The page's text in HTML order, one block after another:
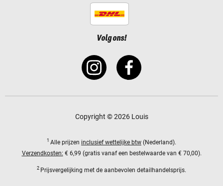
Volg ons!
Copyright © 2026 Louis
1 Alle prijzen inclusief wettelijke btw (Nederland).
Verzendkosten: € 6,99 (gratis vanaf een bestelwaarde van € 70,00).
2 Prijsvergelijking met de aanbevolen detailhandelsprijs.